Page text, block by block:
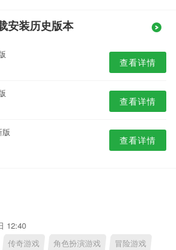
安装历史版本
查看详情
查看详情
版
查看详情
12:40
传奇游戏 角色扮演游戏 冒险游戏